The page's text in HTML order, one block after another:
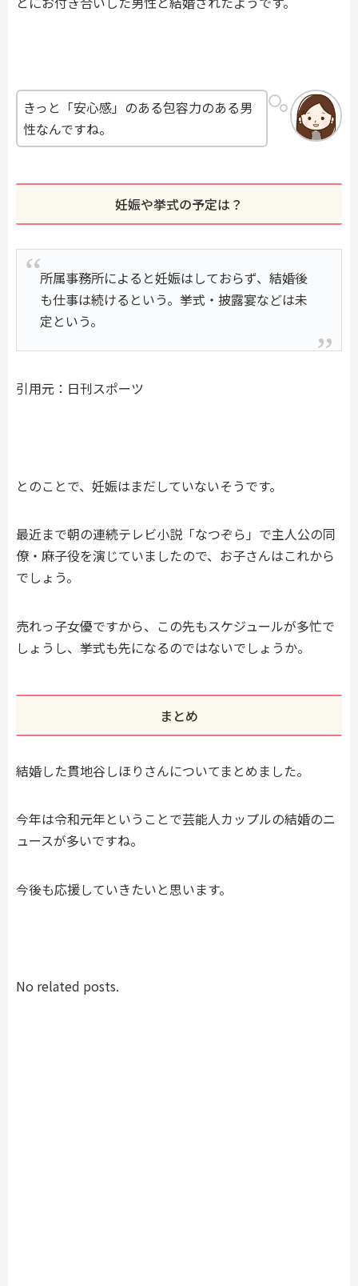
きっと「安心感」のある包容力のある男
性なんですね。
妊娠や挙式の予定は？
所属事務所によると妊娠はしておらず、結婚後
も仕事は続けるという。挙式・披露宴などは未
定という。
引用元：日刊スポーツ
とのことで、妊娠はまだしていないそうです。
最近まで朝の連続テレビ小説「なつぞら」で主人公の同
僚・麻子役を演じていましたので、お子さんはこれから
でしょう。
売れっ子女優ですから、この先もスケジュールが多忙で
しょうし、挙式も先になるのではないでしょうか。
まとめ
結婚した貫地谷しほりさんについてまとめました。
今年は令和元年ということで芸能人カップルの結婚のニ
ュースが多いですね。
今後も応援していきたいと思います。
No related posts.